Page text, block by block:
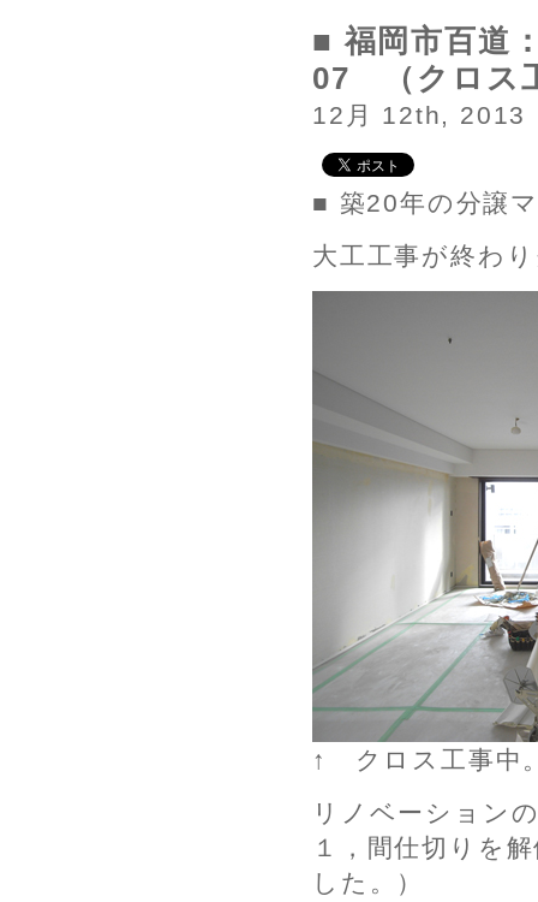
■ 福岡市百道
07 （クロス
12月 12th, 2013
■ 築20年の分譲
大工工事が終わ
↑ クロス工事中
リノベーション
１，間仕切りを
した。）